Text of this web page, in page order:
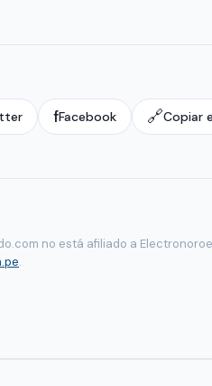
fFacebook 🔗Copiar
no está afiliado a
.